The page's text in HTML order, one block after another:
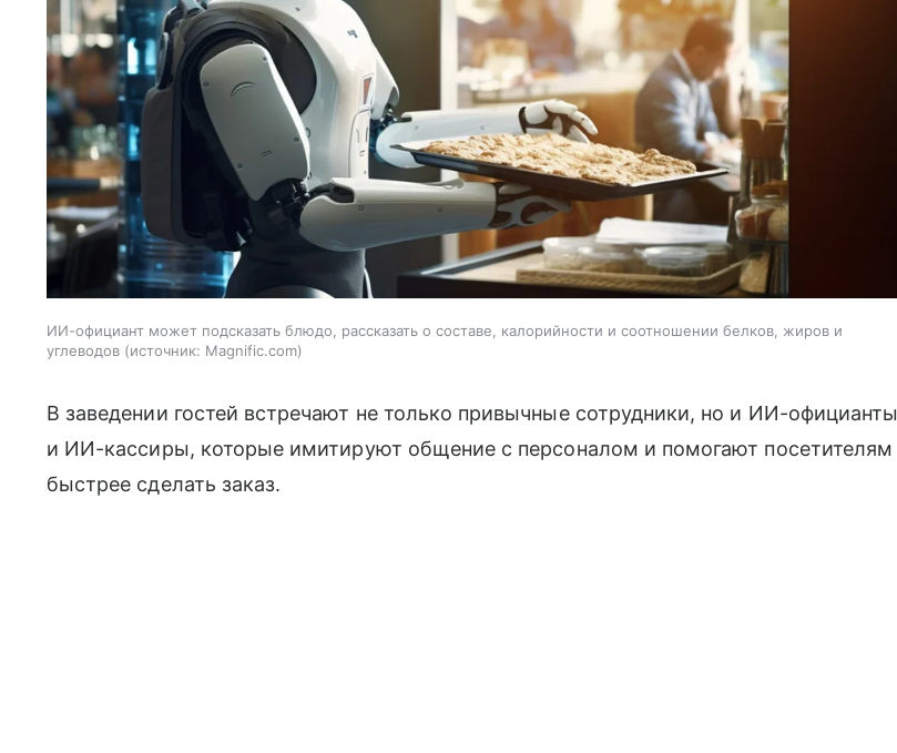
ИИ-официант может подсказать блюдо, рассказать о составе, калорийности и соотношении белков, жиров и
углеводов
источник: Magnific.com
В заведении гостей встречают не только привычные сотрудники, но и ИИ-официанты
и ИИ-кассиры, которые имитируют общение с персоналом и помогают посетителям
быстрее сделать заказ.